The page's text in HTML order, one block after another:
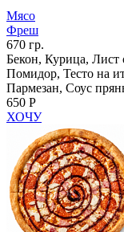
Мясо
Фреш
670 гр.
Бекон, Курица, Лист
Помидор, Тесто на
Пармезан, Соус
650 Р
ХОЧУ